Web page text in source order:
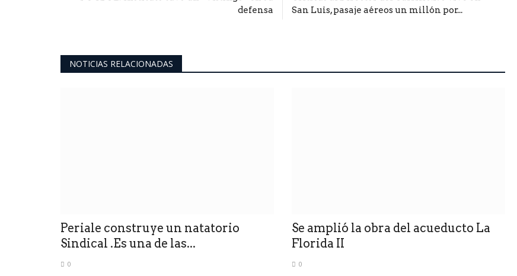
defensa
San Luis, pasaje aéreos un millón por...
NOTICIAS RELACIONADAS
Periale construye un natatorio
Sindical .Es una de las...
0
Se amplió la obra del acueducto La
Florida II
0
que mandará ese
deportes
0
De 45 años, es una de las figuras más relevantes del